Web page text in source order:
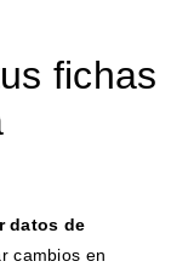
fichas
datos de
cambios en